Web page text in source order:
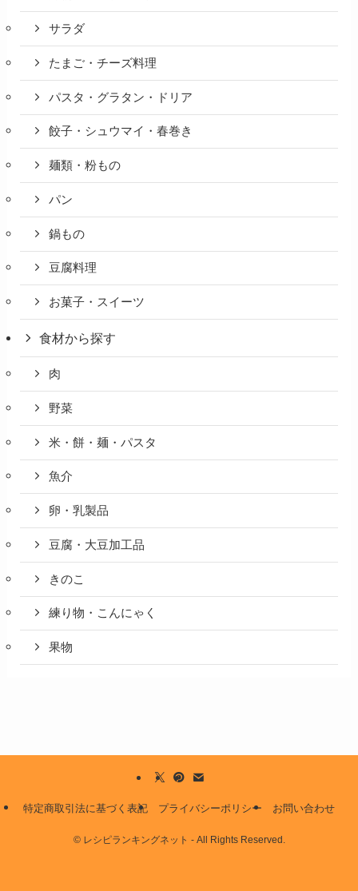
サラダ
たまご・チーズ料理
パスタ・グラタン・ドリア
餃子・シュウマイ・春巻き
麺類・粉もの
パン
鍋もの
豆腐料理
お菓子・スイーツ
食材から探す
肉
野菜
米・餅・麺・パスタ
魚介
卵・乳製品
豆腐・大豆加工品
きのこ
練り物・こんにゃく
果物
特定商取引法に基づく表記 プライバシーポリシー お問い合わせ
©レシピランキングネット - All Rights Reserved.